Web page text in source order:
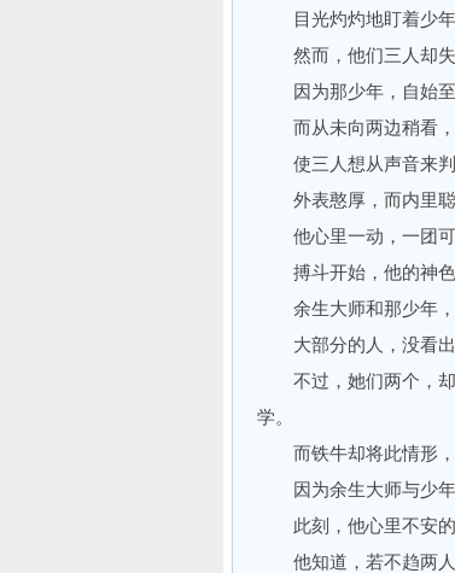
目光灼灼地盯着少年
然而，他们三人却失
因为那少年，自始至
而从未向两边稍看，
使三人想从声音来判
外表憨厚，而内里聪
他心里一动，一团可
搏斗开始，他的神色
余生大师和那少年，
大部分的人，没看出
不过，她们两个，却
学。
而铁牛却将此情形，
因为余生大师与少年
此刻，他心里不安的
他知道，若不趋两人